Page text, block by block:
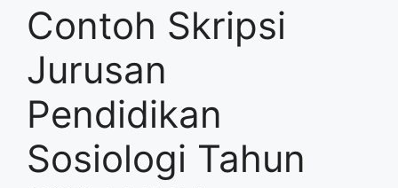
Contoh Skripsi
Jurusan
Pendidikan
Sosiologi Tahun